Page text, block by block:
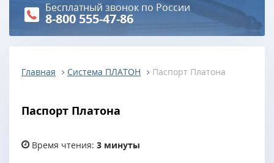
Бесплатный звонок по России
8-800 555-47-86
Главная Система ПЛАТОН Паспорт Платона
Паспорт Платона
Время чтения: 3 минуты